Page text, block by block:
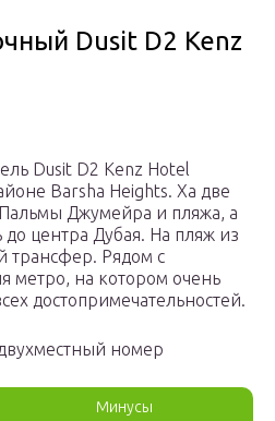
Dusit D2 Kenz
Dusit D2 Kenz Hotel
Barsha Heights. Ха две
Джумейра и пляжа, а
до центра Дубая. На пляж из
трансфер. Рядом с
метро, на котором очень
достопримечательностей.
номер
Минусы